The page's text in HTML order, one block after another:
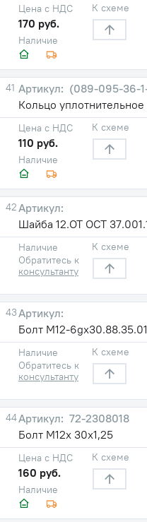
Наличие
Цена с НДС
170 руб.
К схеме
41
(089-095-36-
Кольцо уплотнительное
Наличие
Цена с НДС
110 руб.
К схеме
42
Шайба 12.ОТ ОСТ
Наличие
Обратитесь к
консультанту
К схеме
43
Болт М12-
Наличие
Обратитесь к
консультанту
К схеме
44
72-2308018
Болт М12х 30х1,25
Наличие
Цена с НДС
160 руб.
К схеме